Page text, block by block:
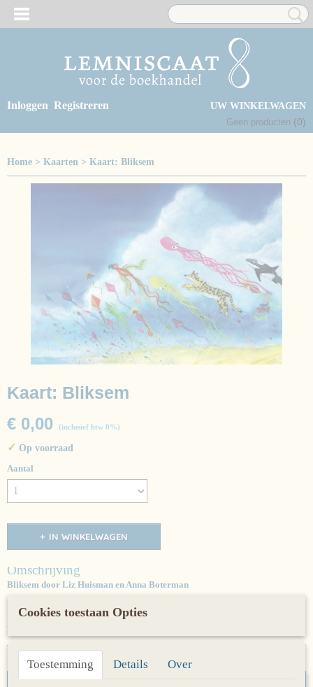
Inloggen Registreren
UW WINKELWAGEN
Geen producten (0)
Home > Kaarten > Kaart: Bliksem
Kaart: Bliksem
€ 0,00 (inclusief btw 0%)
✓ Op voorraad
Aantal
IN WINKELWAGEN
Omschrijving
Bliksem door Liz Huisman en Anna Boterman
https://lemniscaat.nl/boeken/bliksem
Een set van 10 stuks
Ook interessant
Cookies toestaan Opties
Toestemming Details Over